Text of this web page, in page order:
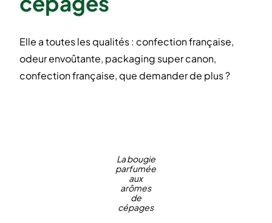
Elle a toutes les qualités : confection française,
odeur envoûtante, packaging super canon,
confection française, que demander de plus ?
La bougie
parfumée
aux
arômes
de
cépages